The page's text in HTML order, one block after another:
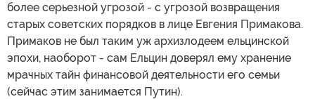
более серьезной угрозой - с угрозой возвращения
старых советских порядков в лице Евгения Примакова.
Примаков не был таким уж архизлодеем ельцинской
эпохи, наоборот - сам Ельцин доверял ему хранение
мрачных тайн финансовой деятельности его семьи
(сейчас этим занимается Путин).